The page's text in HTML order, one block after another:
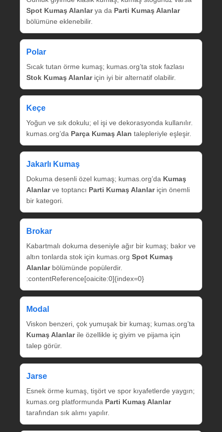
Spot Kumaş Alanlarya da Parti Kumaş Alanlar
bölümüne eklenebilir.
Polar
Sıcak tutan örme kumaş; kumas.org’ta stok fazlası
Stok Kumaş Alanlariçin iyi bir alternatif olabilir.
Keçe
Yoğun ve sık dokulu; el işi ve dekorasyonda kullanılır.
kumas.org’da Parça Kumaş Alan talepleriyle eşleşir.
Jakarlı Kumaş
Dokuma desenli özel kumaş; kumas.org’da Kumaş
Alanlarve toptancı Parti Kumaş Alanlariçin önemli
bir kategori.
Brokar
Kabartmalı dokuma deseniyle ağır bir kumaş; bakır ve
altın tonlarda stok için kumas.org Spot Kumaş
Alanlarbölümünde popülerdir.
:contentReference[oaicite:0]{index=0}
Modal
Viskon benzeri, çok yumuşak bir kumaş; kumas.org’ta
Kumaş Alanlarile özellikle iç giyim ve pijama için
talep görür.
Jarse
Esnek örme kumaş, tişört ve spor kıyafetlerde yaygın;
kumas.org platformunda Parti Kumaş Alanlar
tarafından sık alımı yapılır.